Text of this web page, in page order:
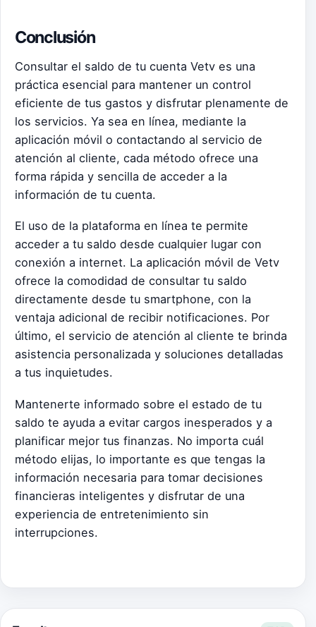
Conclusión
Consultar el saldo de tu cuenta Vetv es una
práctica esencial para mantener un control
eficiente de tus gastos y disfrutar plenamente de
los servicios. Ya sea en línea, mediante la
aplicación móvil o contactando al servicio de
atención al cliente, cada método ofrece una
forma rápida y sencilla de acceder a la
información de tu cuenta.
El uso de la plataforma en línea te permite
acceder a tu saldo desde cualquier lugar con
conexión a internet. La aplicación móvil de Vetv
ofrece la comodidad de consultar tu saldo
directamente desde tu smartphone, con la
ventaja adicional de recibir notificaciones. Por
último, el servicio de atención al cliente te brinda
asistencia personalizada y soluciones detalladas
a tus inquietudes.
Mantenerte informado sobre el estado de tu
saldo te ayuda a evitar cargos inesperados y a
planificar mejor tus finanzas. No importa cuál
método elijas, lo importante es que tengas la
información necesaria para tomar decisiones
financieras inteligentes y disfrutar de una
experiencia de entretenimiento sin
interrupciones.